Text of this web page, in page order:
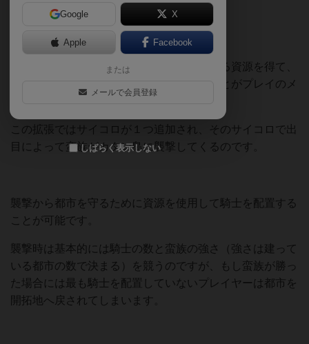
基本のカタンだとサイコロを振って対応する資源を得て、
それを元手に開拓地や都市の建設を行うことがプレイのメ
この拡張ではサイコロが１つ追加され、そのサイコロで出
目によって蛮族がカタン島に襲撃してくるのです。
襲撃から都市を守るために資源を使用して騎士を配置する
ことが可能です。
襲撃時は基本的には騎士の数と蛮族の強さ（強さは建って
いる都市の数で決まる）を競うのですが、もし蛮族が勝っ
た場合には最も騎士を配置していないプレイヤーは都市を
開拓地へ戻されてしまいます。
Google X
Apple Facebook
または
メールで会員登録
しばらく表示しない